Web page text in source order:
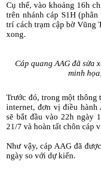
Cụ thể, vào khoảng 16h
trên nhánh cáp S1H
trí cách trạm cập bờ Vũng
xong.
Cáp quang AAG đã sửa
minh
Trước đó, trong một thông
internet, đơn vị điều
sẽ bắt đầu vào 22h ngày
21/7 và hoàn tất chôn cáp
Như vậy, cáp AAG đã
ngày so với dự kiến.